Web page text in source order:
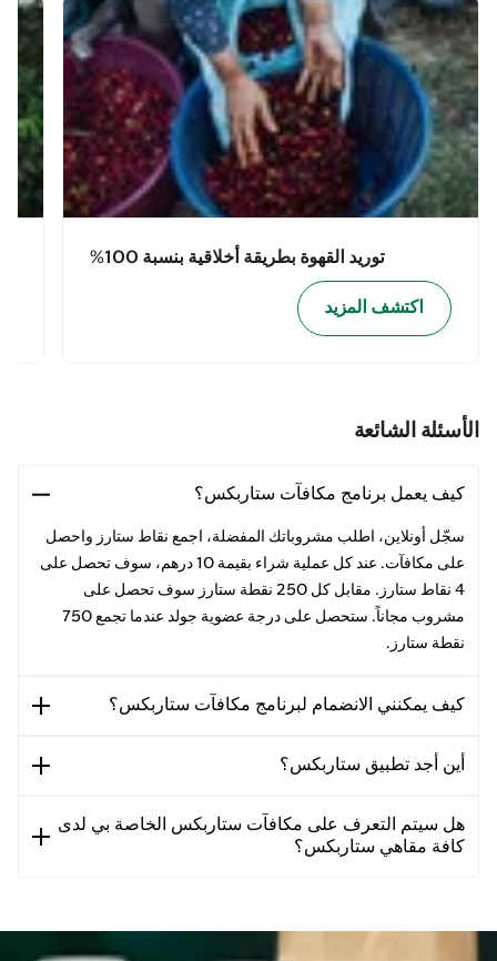
توريد القهوة بطريقة أخلاقية بنسبة 100%
اكتشف المزيد
الأسئلة الشائعة
كيف يعمل برنامج مكافآت ستاربكس؟
سجّل أونلاين، اطلب مشروباتك المفضلة، اجمع نقاط ستارز واحصل
على مكافآت. عند كل عملية شراء بقيمة 10 درهم، سوف تحصل على
4 نقاط ستارز. مقابل كل 250 نقطة ستارز سوف تحصل على
مشروب مجاناً. ستحصل على درجة عضوية جولد عندما تجمع 750
نقطة ستارز.
كيف يمكنني الانضمام لبرنامج مكافآت ستاربكس؟
أين أجد تطبيق ستاربكس؟
هل سيتم التعرف على مكافآت ستاربكس الخاصة بي لدى
كافة مقاهي ستاربكس؟